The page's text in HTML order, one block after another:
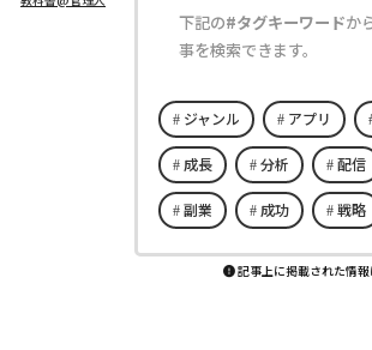
下記の#タグキーワードか
事を検索できます。
ジャンル アプリ
成長 分析 配信
副業 成功 戦略
記事上に掲載された情